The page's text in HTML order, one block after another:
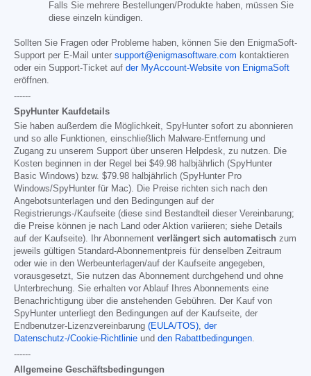
Falls Sie mehrere Bestellungen/Produkte haben, müssen Sie
diese einzeln kündigen.
Sollten Sie Fragen oder Probleme haben, können Sie den EnigmaSoft-
Support per E-Mail unter support@enigmasoftware.com kontaktieren
oder ein Support-Ticket auf der MyAccount-Website von EnigmaSoft
eröffnen.
------
SpyHunter Kaufdetails
Sie haben außerdem die Möglichkeit, SpyHunter sofort zu abonnieren
und so alle Funktionen, einschließlich Malware-Entfernung und
Zugang zu unserem Support über unseren Helpdesk, zu nutzen. Die
Kosten beginnen in der Regel bei $49.98 halbjährlich (SpyHunter
Basic Windows) bzw. $79.98 halbjährlich (SpyHunter Pro
Windows/SpyHunter für Mac). Die Preise richten sich nach den
Angebotsunterlagen und den Bedingungen auf der
Registrierungs-/Kaufseite (diese sind Bestandteil dieser Vereinbarung;
die Preise können je nach Land oder Aktion variieren; siehe Details
auf der Kaufseite). Ihr Abonnement verlängert sich automatisch zum
jeweils gültigen Standard-Abonnementpreis für denselben Zeitraum
oder wie in den Werbeunterlagen/auf der Kaufseite angegeben,
vorausgesetzt, Sie nutzen das Abonnement durchgehend und ohne
Unterbrechung. Sie erhalten vor Ablauf Ihres Abonnements eine
Benachrichtigung über die anstehenden Gebühren. Der Kauf von
SpyHunter unterliegt den Bedingungen auf der Kaufseite, der
Endbenutzer-Lizenzvereinbarung (EULA/TOS), der
Datenschutz-/Cookie-Richtlinie und den Rabattbedingungen.
------
Allgemeine Geschäftsbedingungen